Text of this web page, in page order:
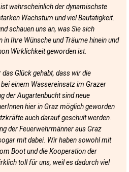
wahrscheinlich der dynamischste
Wachstum und viel Bautätigkeit.
schauen uns an, was Sie sich
in Ihre Wünsche und Träume hinein und
Wirklichkeit geworden ist.
Glück gehabt, dass wir die
einem Wassereinsatz im Grazer
der Augartenbucht sind neue
hier in Graz möglich geworden
auch darauf geschult werden.
der Feuerwehrmänner aus Graz
mit dabei. Wir haben sowohl mit
Boot und die Kooperation der
toll für uns, weil es dadurch viel